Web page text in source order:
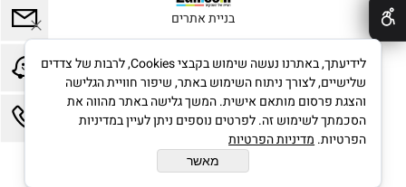
בניית אתרים
לידיעתך, באתרנו נעשה שימוש בקבצי Cookies, לרבות של צדדים
שלישיים, לצורך ניתוח השימוש באתר, שיפור חוויית הגלישה
והצגת פרסום מותאם אישית. המשך גלישה באתר מהווה את
הסכמתך לשימוש זה. לפרטים נוספים ניתן לעיין במדיניות
הפרטיות. מדיניות הפרטיות
מאשר